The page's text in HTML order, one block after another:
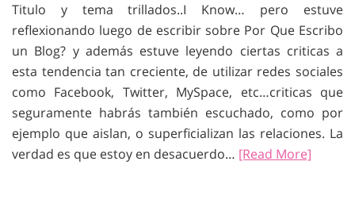
Titulo y tema trillados..I Know… pero estuve
reflexionando luego de escribir sobre Por Que Escribo
un Blog? y además estuve leyendo ciertas criticas a
esta tendencia tan creciente, de utilizar redes sociales
como Facebook, Twitter, MySpace, etc…criticas que
seguramente habrás también escuchado, como por
ejemplo que aislan, o superficializan las relaciones. La
verdad es que estoy en desacuerdo… [Read More]